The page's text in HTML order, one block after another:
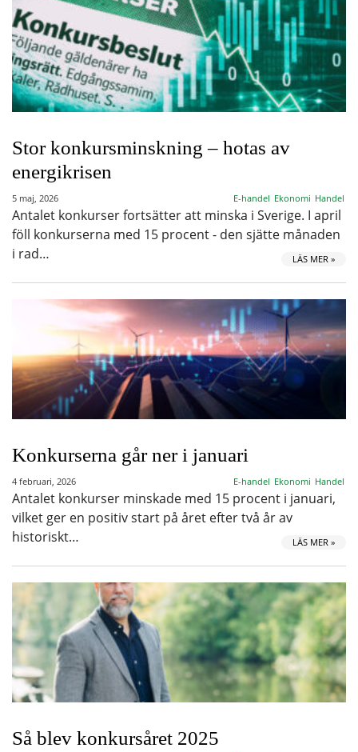
Stor konkursminskning – hotas av
energikrisen
5 maj, 2026 E-handel Ekonomi Handel
Antalet konkurser fortsätter att minska i Sverige. I april
föll konkurserna med 15 procent - den sjätte månaden
i rad…
LÄS MER »
Konkurserna går ner i januari
4 februari, 2026 E-handel Ekonomi Handel
Antalet konkurser minskade med 15 procent i januari,
vilket ger en positiv start på året efter två år av
historiskt…
LÄS MER »
Så blev konkursåret 2025